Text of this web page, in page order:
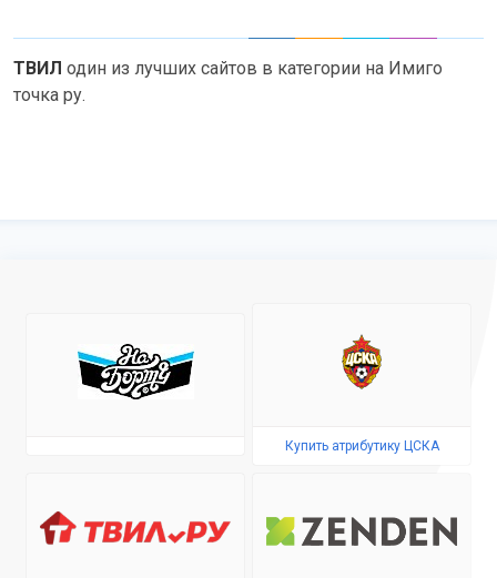
ТВИЛ один из лучших сайтов в категории на Имиго
точка ру.
Купить атрибутику ЦСКА